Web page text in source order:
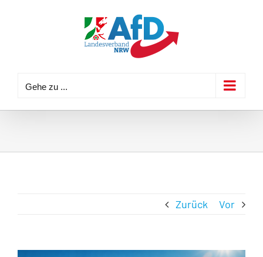
Gehe zu ...
Zurück Vor